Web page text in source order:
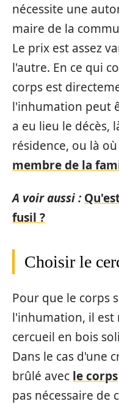
nécessite une
maire de la
Le prix est assez
l'autre. En ce qui
corps est
l'inhumation peut
a eu lieu le décès,
résidence, ou là
membre de la
A voir aussi :
fusil ?
Choisir le
Pour que le corps
l'inhumation, il est
cercueil en bois
Dans le cas d'une
brûlé avec le corps
pas nécessaire de